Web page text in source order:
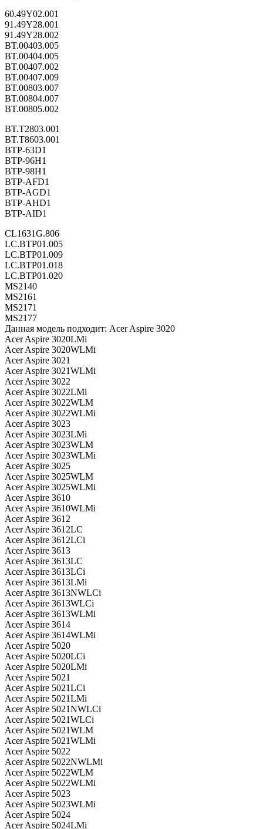
60.49Y02.001
91.49Y28.001
91.49Y28.002
BT.00403.005
BT.00404.005
BT.00407.002
BT.00407.009
BT.00803.007
BT.00804.007
BT.00805.002
BT.T2803.001
BT.T8603.001
BTP-63D1
BTP-96H1
BTP-98H1
BTP-AFD1
BTP-AGD1
BTP-AHD1
BTP-AID1
CL1631G.806
LC.BTP01.005
LC.BTP01.009
LC.BTP01.018
LC.BTP01.020
MS2140
MS2161
MS2171
MS2177
Данная модель подходит: Acer Aspire 3020
Acer Aspire 3020LMi
Acer Aspire 3020WLMi
Acer Aspire 3021
Acer Aspire 3021WLMi
Acer Aspire 3022
Acer Aspire 3022LMi
Acer Aspire 3022WLM
Acer Aspire 3022WLMi
Acer Aspire 3023
Acer Aspire 3023LMi
Acer Aspire 3023WLM
Acer Aspire 3023WLMi
Acer Aspire 3025
Acer Aspire 3025WLM
Acer Aspire 3025WLMi
Acer Aspire 3610
Acer Aspire 3610WLMi
Acer Aspire 3612
Acer Aspire 3612LC
Acer Aspire 3612LCi
Acer Aspire 3613
Acer Aspire 3613LC
Acer Aspire 3613LCi
Acer Aspire 3613LMi
Acer Aspire 3613NWLCi
Acer Aspire 3613WLCi
Acer Aspire 3613WLMi
Acer Aspire 3614
Acer Aspire 3614WLMi
Acer Aspire 5020
Acer Aspire 5020LCi
Acer Aspire 5020LMi
Acer Aspire 5021
Acer Aspire 5021LCi
Acer Aspire 5021LMi
Acer Aspire 5021NWLCi
Acer Aspire 5021WLCi
Acer Aspire 5021WLM
Acer Aspire 5021WLMi
Acer Aspire 5022
Acer Aspire 5022NWLMi
Acer Aspire 5022WLM
Acer Aspire 5022WLMi
Acer Aspire 5023
Acer Aspire 5023WLMi
Acer Aspire 5024
Acer Aspire 5024LMi